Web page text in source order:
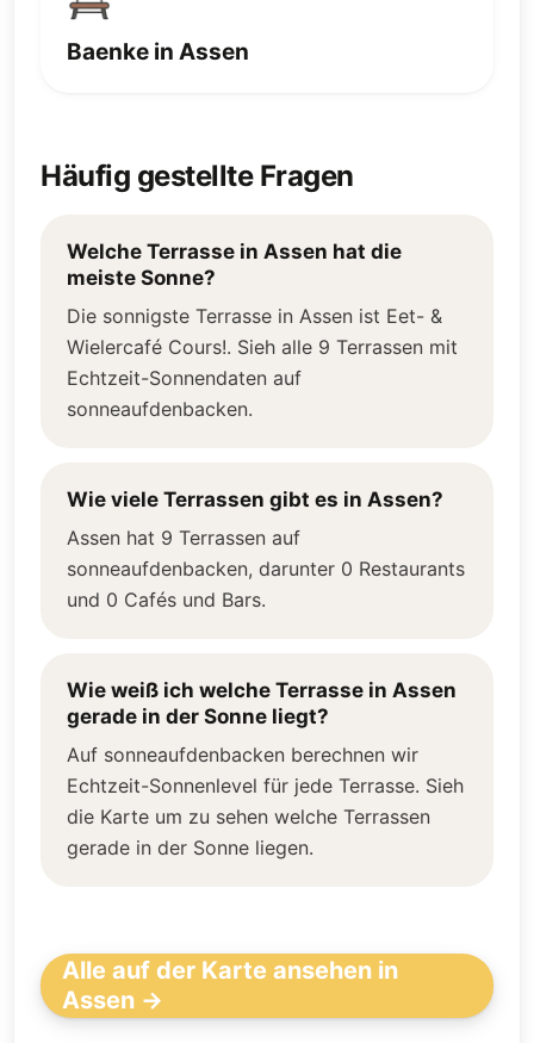
Baenke in Assen
Häufig gestellte Fragen
Welche Terrasse in Assen hat die
meiste Sonne?
Die sonnigste Terrasse in Assen ist Eet- &
Wielercafé Cours!. Sieh alle 9 Terrassen mit
Echtzeit-Sonnendaten auf
sonneaufdenbacken.
Wie viele Terrassen gibt es in Assen?
Assen hat 9 Terrassen auf
sonneaufdenbacken, darunter 0 Restaurants
und 0 Cafés und Bars.
Wie weiß ich welche Terrasse in Assen
gerade in der Sonne liegt?
Auf sonneaufdenbacken berechnen wir
Echtzeit-Sonnenlevel für jede Terrasse. Sieh
die Karte um zu sehen welche Terrassen
gerade in der Sonne liegen.
Alle auf der Karte ansehen in
Assen →